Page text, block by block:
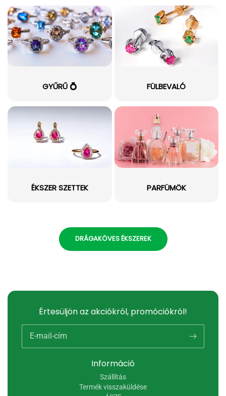
GYŰRŰ 💍 FÜLBEVALÓ
ÉKSZER SZETTEK PARFÜMÖK
DRÁGAKÖVES ÉKSZEREK
Információ
Szállítás
Termék visszaküldése
Értesüljön az akciókról, promóciókról!
E-mail-cím